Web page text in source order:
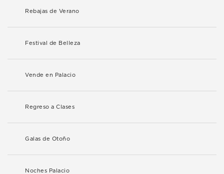
Rebajas de Verano
Festival de Belleza
Vende en Palacio
Regreso a Clases
Galas de Otoño
Noches Palacio